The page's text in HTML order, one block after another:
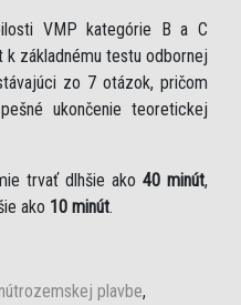
VMP kategórie B a C
základnému testu odbornej
zo 7 otázok, pričom
ukončenie teoretickej
trvať dlhšie ako 40 minút,
ako 10 minút.
plavbe,